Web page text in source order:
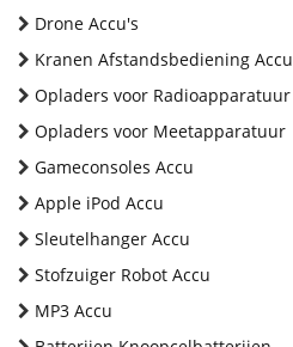
Drone Accu's
Kranen Afstandsbediening Accu
Opladers voor Radioapparatuur
Opladers voor Meetapparatuur
Gameconsoles Accu
Apple iPod Accu
Sleutelhanger Accu
Stofzuiger Robot Accu
MP3 Accu